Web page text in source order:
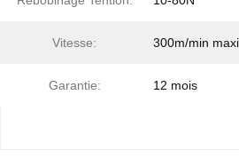
Vitesse: 300m/min
Garantie: 12 mois